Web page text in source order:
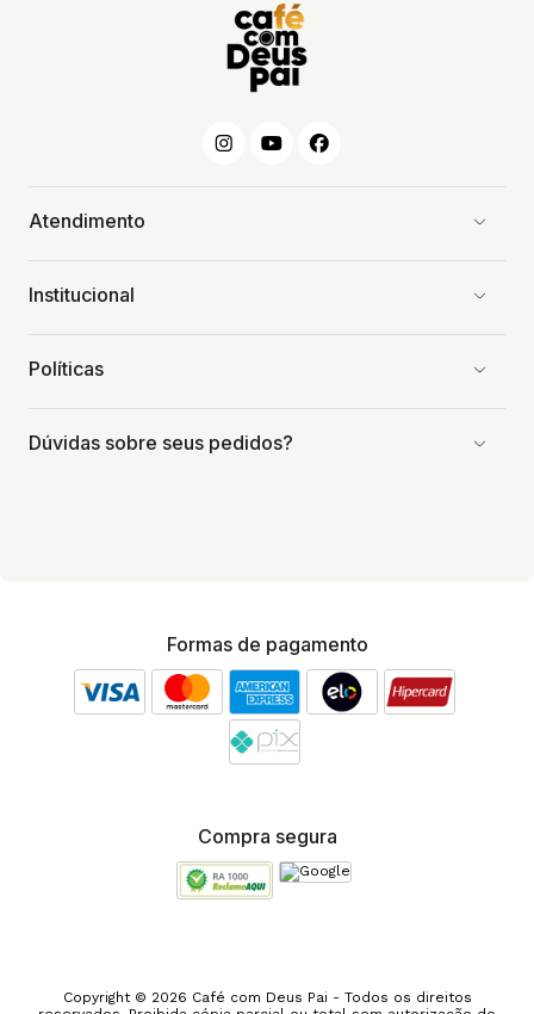
Atendimento
Institucional
Políticas
Dúvidas sobre seus pedidos?
Formas de pagamento
Compra segura
Copyright © 2026 Café com Deus Pai - Todos os direitos